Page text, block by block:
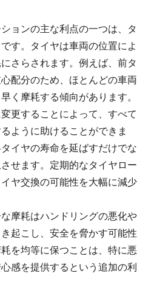
ョンの主な利点の一つは、タ
す。タイヤは車両の位置によ
さらされます。例えば、前タ
配分のため、ほとんどの車両
く摩耗する傾向があります。
更することによって、すべて
ように助けることができま
イヤの寿命を延ばすだけでな
せます。定期的なタイヤロー
ヤ交換の可能性を大幅に減少
摩耗はハンドリングの悪化や
起こし、安全を脅かす可能性
を均等に保つことは、特に悪
感を提供するという追加の利